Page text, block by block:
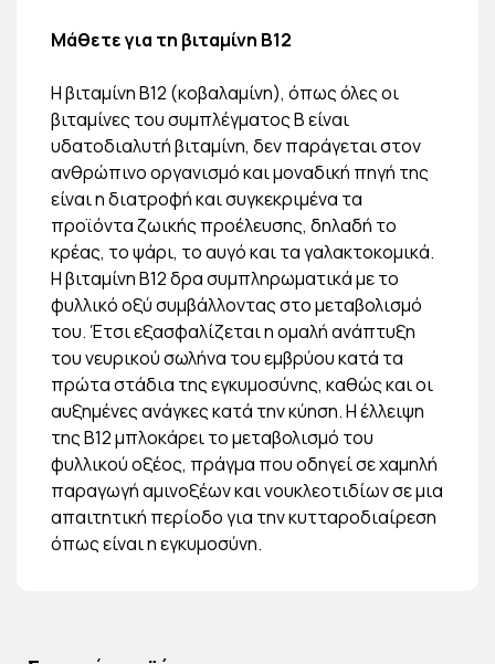
Μάθετε για τη βιταμίνη Β12
Η βιταμίνη Β12 (κοβαλαμίνη), όπως όλες οι
βιταμίνες του συμπλέγματος Β είναι
υδατοδιαλυτή βιταμίνη, δεν παράγεται στον
ανθρώπινο οργανισμό και μοναδική πηγή της
είναι η διατροφή και συγκεκριμένα τα
προϊόντα ζωικής προέλευσης, δηλαδή το
κρέας, το ψάρι, το αυγό και τα γαλακτοκομικά.
Η βιταμίνη Β12 δρα συμπληρωματικά με το
φυλλικό οξύ συμβάλλοντας στο μεταβολισμό
του. Έτσι εξασφαλίζεται η ομαλή ανάπτυξη
του νευρικού σωλήνα του εμβρύου κατά τα
πρώτα στάδια της εγκυμοσύνης, καθώς και οι
αυξημένες ανάγκες κατά την κύηση. Η έλλειψη
της Β12 μπλοκάρει το μεταβολισμό του
φυλλικού οξέος, πράγμα που οδηγεί σε χαμηλή
παραγωγή αμινοξέων και νουκλεοτιδίων σε μια
απαιτητική περίοδο για την κυτταροδιαίρεση
όπως είναι η εγκυμοσύνη.